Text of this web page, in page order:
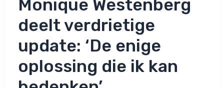
Monique Westenberg
deelt verdrietige
update: ‘De enige
oplossing die ik kan